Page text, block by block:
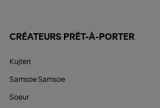
CRÉATEURS PRÊT-À-PORTER
Kujten
Samsoe Samsoe
Soeur